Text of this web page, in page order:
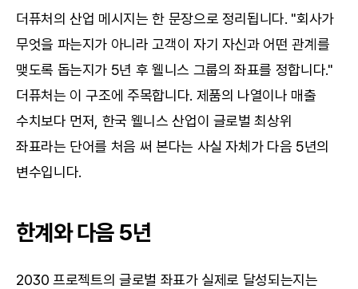
더퓨처의 산업 메시지는 한 문장으로 정리됩니다. "회사가
무엇을 파는지가 아니라 고객이 자기 자신과 어떤 관계를
맺도록 돕는지가 5년 후 웰니스 그룹의 좌표를 정합니다."
더퓨처는 이 구조에 주목합니다. 제품의 나열이나 매출
수치보다 먼저, 한국 웰니스 산업이 글로벌 최상위
좌표라는 단어를 처음 써 본다는 사실 자체가 다음 5년의
변수입니다.
한계와 다음 5년
2030 프로젝트의 글로벌 좌표가 실제로 달성되는지는